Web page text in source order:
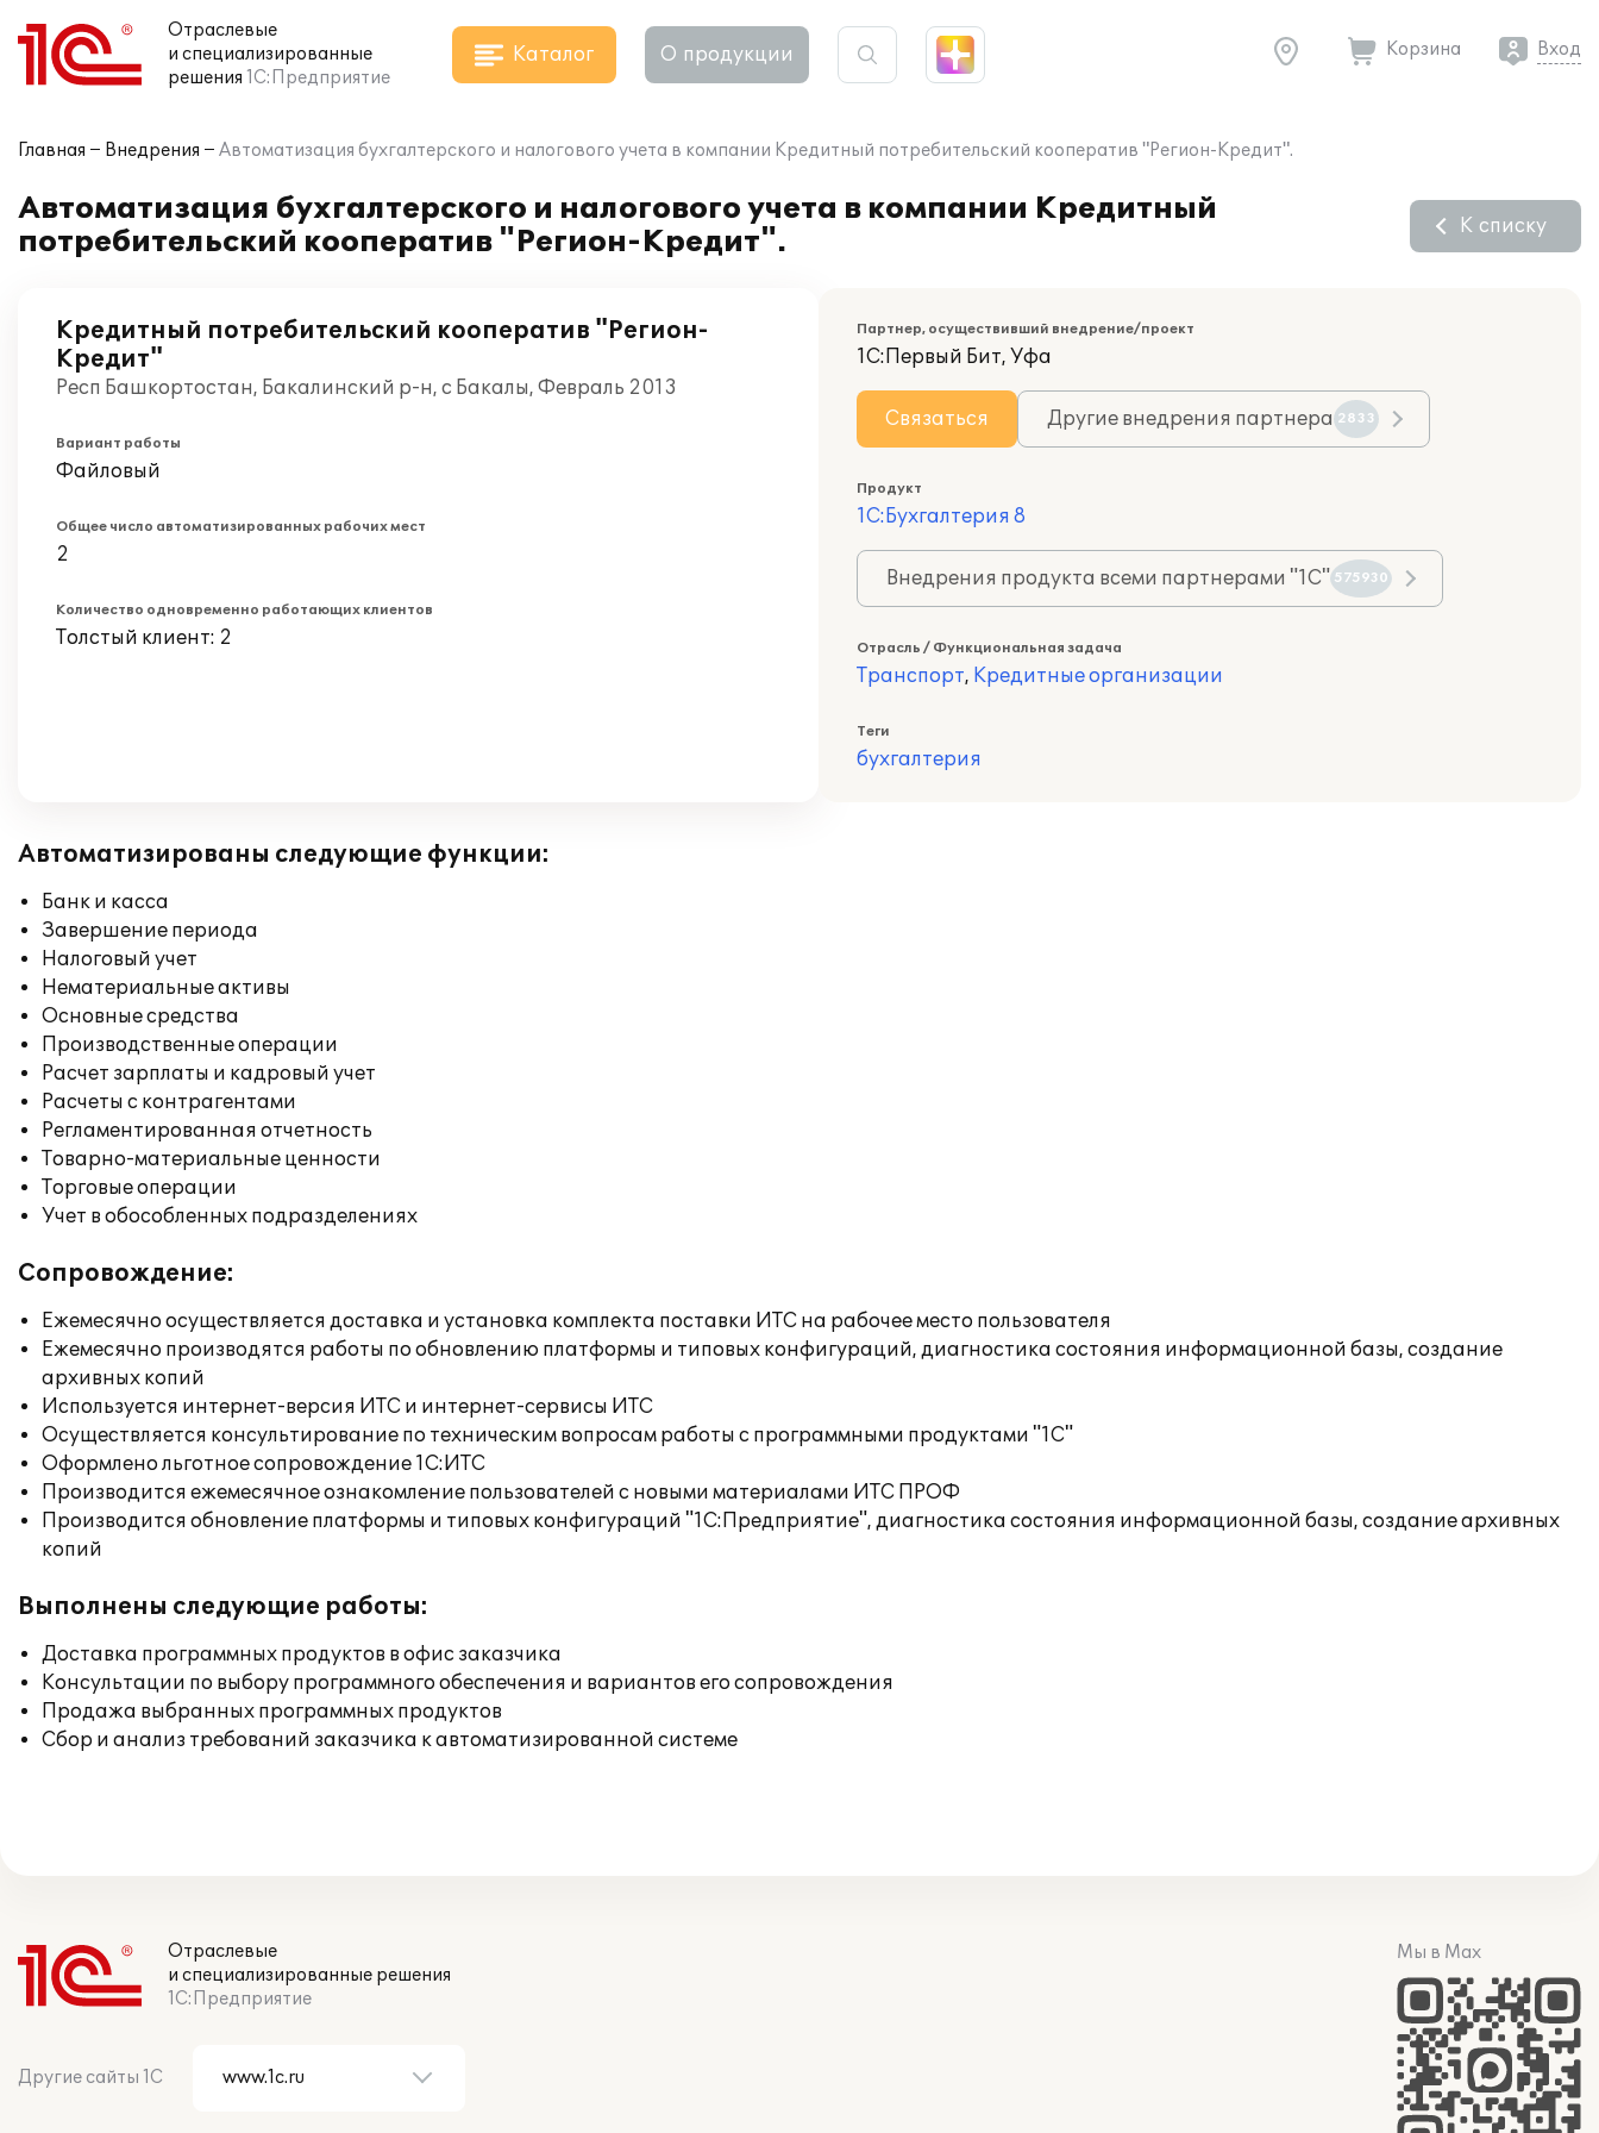
Отраслевые
и специализированные
решения 1С:Предприятие
Каталог О продукции Корзина Вход
Главная Внедрения Автоматизация бухгалтерского и налогового учета в компании Кредитный потребительский кооператив "Регион-Кредит".
Автоматизация бухгалтерского и налогового учета в компании Кредитный
потребительский кооператив "Регион-Кредит".
К списку
Кредитный потребительский кооператив "Регион-
Кредит"
Респ Башкортостан, Бакалинский р-н, с Бакалы, Февраль 2013
Вариант работы
Файловый
Общее число автоматизированных рабочих мест
2
Количество одновременно работающих клиентов
Толстый клиент: 2
Партнер, осуществивший внедрение/проект
1С:Первый Бит, Уфа
Связаться Другие внедрения партнера 2833
Продукт
1С:Бухгалтерия 8
Внедрения продукта всеми партнерами "1С" 575930
Отрасль / Функциональная задача
Транспорт, Кредитные организации
Теги
бухгалтерия
Автоматизированы следующие функции:
Банк и касса
Завершение периода
Налоговый учет
Нематериальные активы
Основные средства
Производственные операции
Расчет зарплаты и кадровый учет
Расчеты с контрагентами
Регламентированная отчетность
Товарно-материальные ценности
Торговые операции
Учет в обособленных подразделениях
Сопровождение:
Ежемесячно осуществляется доставка и установка комплекта поставки ИТС на рабочее место пользователя
Ежемесячно производятся работы по обновлению платформы и типовых конфигураций, диагностика состояния информационной базы, создание
архивных копий
Используется интернет-версия ИТС и интернет-сервисы ИТС
Осуществляется консультирование по техническим вопросам работы с программными продуктами "1С"
Оформлено льготное сопровождение 1С:ИТС
Производится ежемесячное ознакомление пользователей с новыми материалами ИТС ПРОФ
Производится обновление платформы и типовых конфигураций "1С:Предприятие", диагностика состояния информационной базы, создание архивных
копий
Выполнены следующие работы:
Доставка программных продуктов в офис заказчика
Консультации по выбору программного обеспечения и вариантов его сопровождения
Продажа выбранных программных продуктов
Сбор и анализ требований заказчика к автоматизированной системе
Отраслевые
и специализированные решения
1С:Предприятие
Другие сайты 1С
Мы в Max